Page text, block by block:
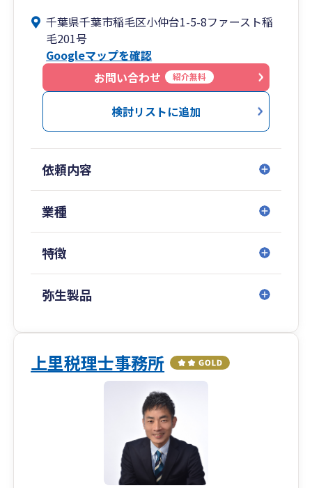
千葉県千葉市稲毛区小仲台1-5-8ファースト稲
毛201号
Googleマップを確認
お問い合わせ
紹介無料
検討リストに追加
依頼内容
業種
特徴
弥生製品
上里税理士事務所